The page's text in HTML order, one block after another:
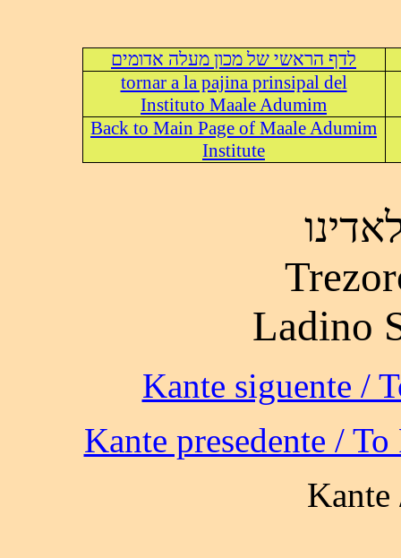
לדף הראשי של מכון מעלה אדומים
tornar a la pajina prinsipal del
Instituto Maale Adumim
Back to Main Page of Maale Adumim
Institute
Ladino